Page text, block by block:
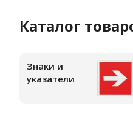
Каталог
Знаки и
указатели